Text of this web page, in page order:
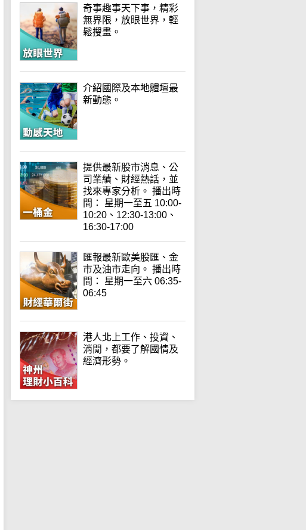
奇事趣事天下事，精彩
無界限，放眼世界，輕
鬆搜畫。
介紹國際及本地體壇最
新動態。
提供最新股市消息、公
司業績、財經熱話，並
找來專家分析。 播出時
間： 星期一至五 10:00-
10:20、12:30-13:00、
16:30-17:00
匯報最新歐美股匯、金
市及油市走向。 播出時
間： 星期一至六 06:35-
06:45
港人北上工作、投資、
消閒，都要了解國情及
經濟形勢。